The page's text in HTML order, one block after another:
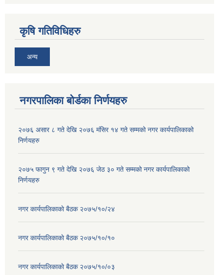
कृषि गतिविधिहरु
अन्य
नगरपालिका बोर्डका निर्णयहरु
२०७६ असार ८ गते देखि २०७६ मंसिर १४ गते सम्मको नगर कार्यपालिकाको
निर्णयहरु
२०७५ फागुन ९ गते देखि २०७६ जेठ ३० गते सम्मको नगर कार्यपालिकाको
निर्णयहरु
नगर कार्यपालिकाकाे बैठक २०७५/१०/२४
नगर कार्यपालिकाकाे बैठक २०७५/१०/१०
नगर कार्यपालिकाकाे बैठक २०७५/१०/०३